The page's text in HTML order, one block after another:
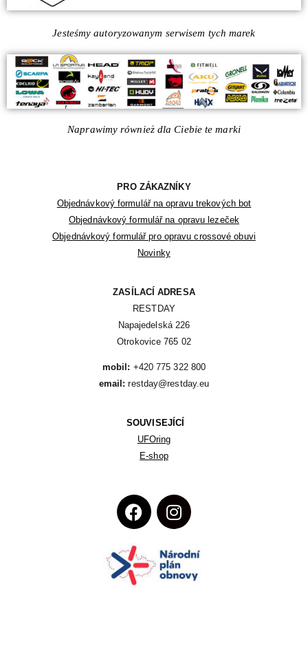
Jesteśmy autoryzowanym serwisem tych marek
Naprawimy również dla Ciebie te marki
PRO ZÁKAZNÍKY
Objednávkový formulář na opravu trekových bot
Objednávkový formulář na opravu lezeček
Objednávkový formulář pro opravu crossové obuvi
Novinky
ZASÍLACÍ ADRESA
RESTDAY
Napajedelská 226
Otrokovice 765 02
mobil:
email: restday@restday.eu
SOUVISEJÍCÍ
UFOring
E-shop